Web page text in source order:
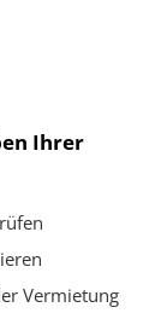
Ihrer
Vermietung